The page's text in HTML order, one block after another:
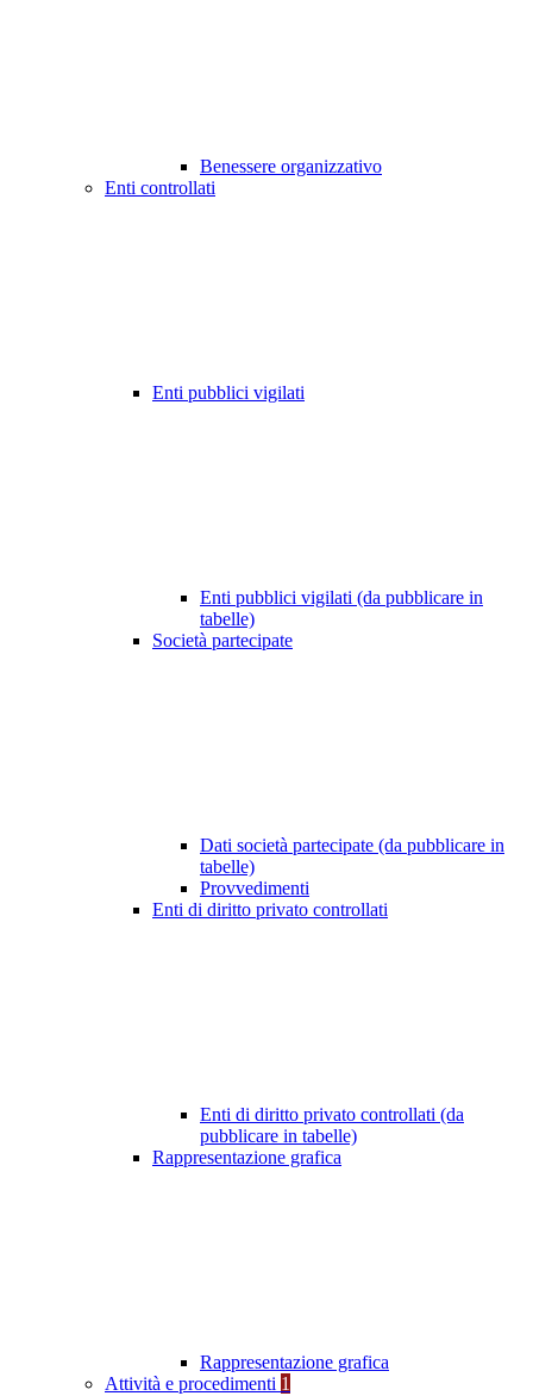
Benessere organizzativo
Enti controllati
Enti pubblici vigilati
Enti pubblici vigilati (da pubblicare in
tabelle)
Società partecipate
Dati società partecipate (da pubblicare in
tabelle)
Provvedimenti
Enti di diritto privato controllati
Enti di diritto privato controllati (da
pubblicare in tabelle)
Rappresentazione grafica
Rappresentazione grafica
Attività e procedimenti 1